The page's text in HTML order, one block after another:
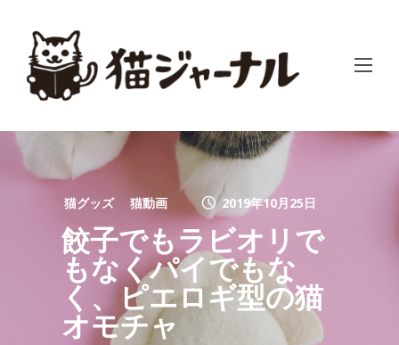
猫グッズ 猫動画 2019年10月25日
餃子でもラビオリで
もなくパイでもな
く、ピエロギ型の猫
オモチャ